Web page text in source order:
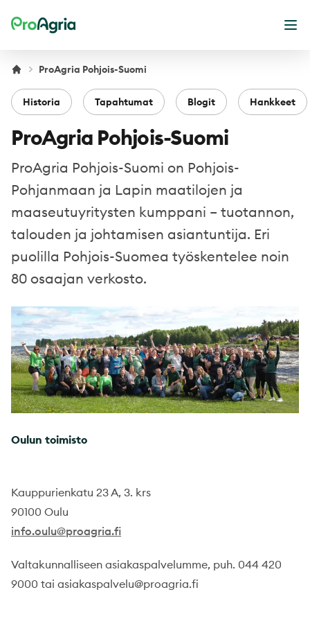
ProAgria
ProAgria Pohjois-Suomi
Historia Tapahtumat Blogit Hankkeet
ProAgria Pohjois-Suomi
ProAgria Pohjois-Suomi on Pohjois-
Pohjanmaan ja Lapin maatilojen ja
maaseutuyritysten kumppani – tuotannon,
talouden ja johtamisen asiantuntija. Eri
puolilla Pohjois-Suomea työskentelee noin
80 osaajan verkosto.
Oulun toimisto
Kauppurienkatu 23 A, 3. krs
90100 Oulu
info.oulu@proagria.fi
Valtakunnalliseen asiakaspalvelumme, puh. 044 420
9000 tai asiakaspalvelu@proagria.fi